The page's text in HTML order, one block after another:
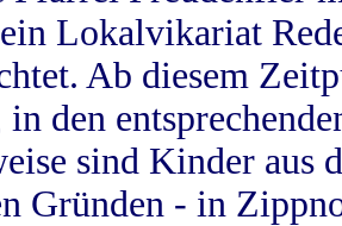
Lokalvikariat
Ab diesem
in den
sind Kinder aus
Gründen - in